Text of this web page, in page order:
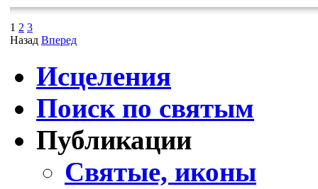
1 2 3
Назад Вперед
Исцеления
Поиск по святым
Публикации
Святые, иконы